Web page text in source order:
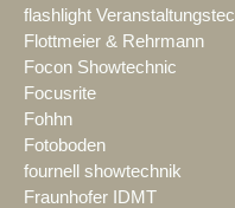
flashlight
Flottmeier & Rehrmann
Focon Showtechnic
Focusrite
Fohhn
Fotoboden
fournell showtechnik
Fraunhofer IDMT